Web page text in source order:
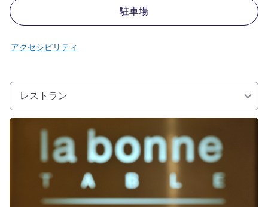
駐車場
アクセシビリティ
レストラン
詳細を表示